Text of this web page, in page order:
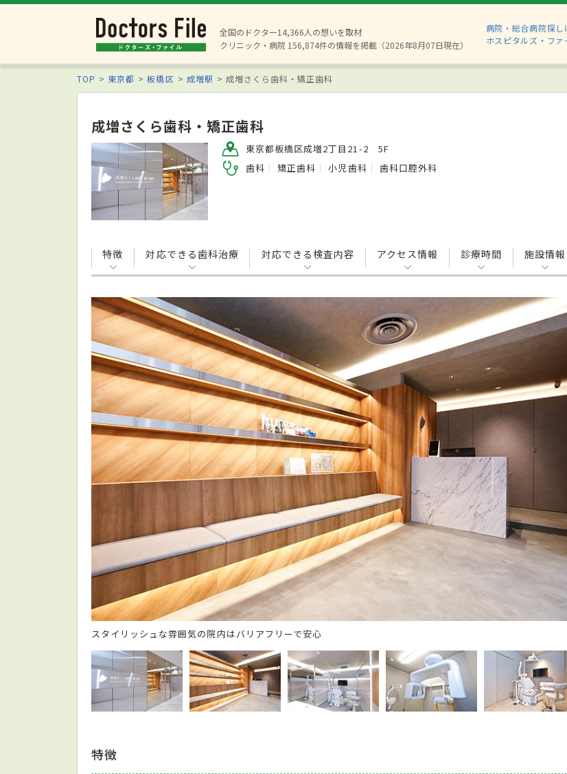
全国のドクター14,366人の想いを取材
クリニック・病院 156,874件の情報を掲載（2026年8月07日現在）
病院・総合病院探し
ホスピタルズ・ファ
TOP 東京都 板橋区 成増駅 成増さくら歯科・矯正歯科
成増さくら歯科・矯正歯科
東京都板橋区成増2丁目21-2 5F
歯科
矯正歯科 小児歯科 歯科口腔外科
特徴 対応できる歯科治療 対応できる検査内容 アクセス情報 診療時間 施設情報
スタイリッシュな雰囲気の院内はバリアフリーで安心
特徴